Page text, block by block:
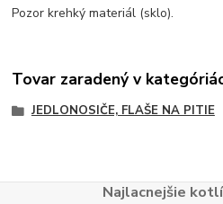
Pozor krehký materiál (sklo).
Tovar zaradený v
JEDLONOSIČE, FLAŠE NA PITIE
Najlacnejšie